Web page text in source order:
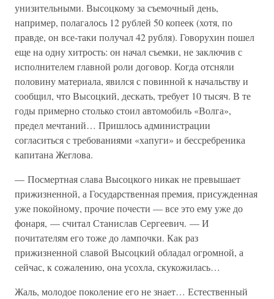
унизительными. Высоцкому за съемочный день,
например, полагалось 12 рублей 50 копеек (хотя, по
правде, он все-таки получал 42 рубля). Говорухин пошел
еще на одну хитрость: он начал съемки, не заключив с
исполнителем главной роли договор. Когда отсняли
половину материала, явился с повинной к начальству и
сообщил, что Высоцкий, дескать, требует 10 тысяч. В те
годы примерно столько стоил автомобиль «Волга»,
предел мечтаний… Пришлось администрации
согласиться с требованиями «хапуги» и бессребреника
капитана Жеглова.
— Посмертная слава Высоцкого никак не превышает
прижизненной, а Государственная премия, присужденная
уже покойному, прочие почести — все это ему уже до
фонаря, — считал Станислав Сергеевич. — И
почитателям его тоже до лампочки. Как раз
прижизненной славой Высоцкий обладал огромной, а
сейчас, к сожалению, она усохла, скукожилась…
Жаль, молодое поколение его не знает… Естественный